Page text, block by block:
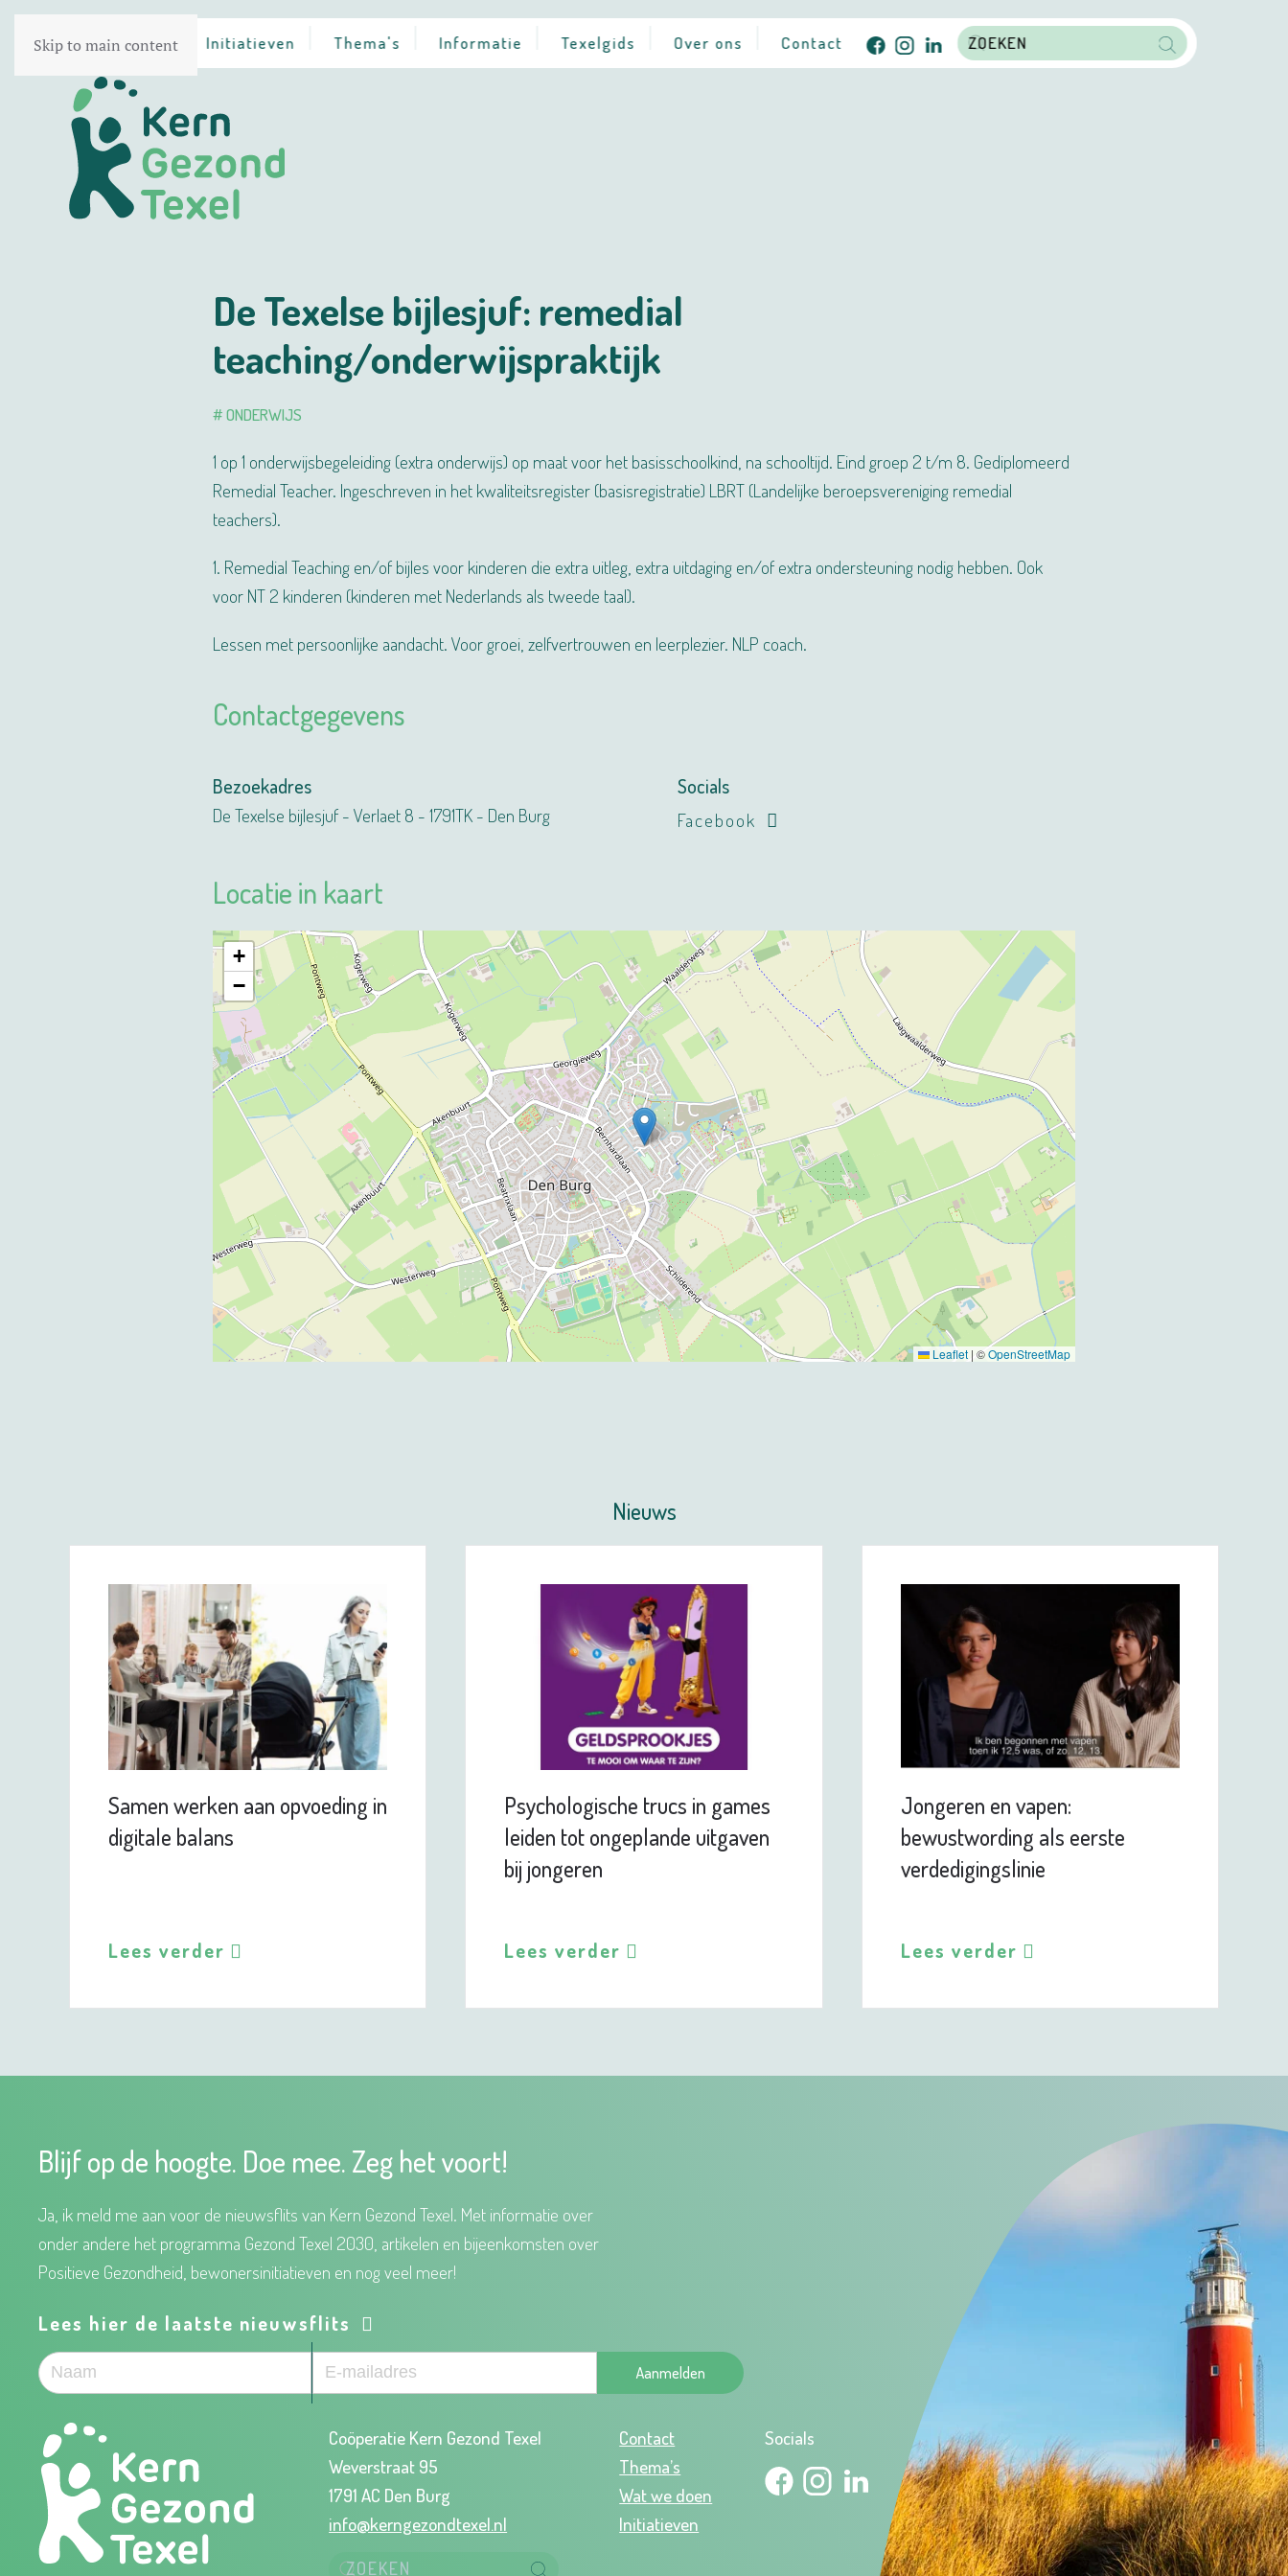
Skip to main content
Home Initiatieven Thema's Informatie Texelgids Over ons Contact
De Texelse bijlesjuf: remedial
teaching/onderwijspraktijk
# ONDERWIJS
1 op 1 onderwijsbegeleiding (extra onderwijs) op maat voor het basisschoolkind, na schooltijd. Eind groep 2 t/m 8. Gediplomeerd
Remedial Teacher. Ingeschreven in het kwaliteitsregister (basisregistratie) LBRT (Landelijke beroepsvereniging remedial
teachers).
1. Remedial Teaching en/of bijles voor kinderen die extra uitleg, extra uitdaging en/of extra ondersteuning nodig hebben. Ook
voor NT 2 kinderen (kinderen met Nederlands als tweede taal).
Lessen met persoonlijke aandacht. Voor groei, zelfvertrouwen en leerplezier. NLP coach.
Contactgegevens
Bezoekadres
De Texelse bijlesjuf - Verlaet 8 - 1791TK - Den Burg
Socials
Facebook
Locatie in kaart
+
−
Leaflet | ©OpenStreetMap
Nieuws
Samen werken aan opvoeding in
digitale balans
Lees verder
Psychologische trucs in games
leiden tot ongeplande uitgaven
bij jongeren
Lees verder
Jongeren en vapen:
bewustwording als eerste
verdedigingslinie
Lees verder
Blijf op de hoogte. Doe mee. Zeg het voort!
Ja, ik meld me aan voor de nieuwsflits van Kern Gezond Texel. Met informatie over
onder andere het programma Gezond Texel 2030, artikelen en bijeenkomsten over
Positieve Gezondheid, bewonersinitiatieven en nog veel meer!
Lees hier de laatste nieuwsflits
Aanmelden
Coöperatie Kern Gezond Texel
Weverstraat 95
1791 AC Den Burg
info@kerngezondtexel.nl
Contact
Thema’s
Wat we doen
Initiatieven
Socials